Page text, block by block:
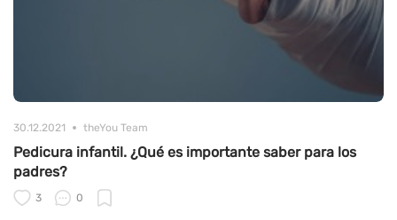
30.12.2021 theYou Team
Pedicura infantil. ¿Qué es importante saber para los
padres?
3 0